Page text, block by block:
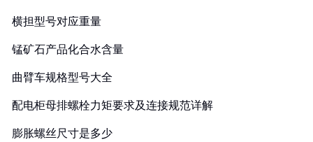
横担型号对应重量
锰矿石产品化合水含量
曲臂车规格型号大全
配电柜母排螺栓力矩要求及连接规范详解
膨胀螺丝尺寸是多少